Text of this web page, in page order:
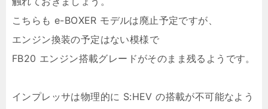
こちらも e-BOXER モデルは廃止予定ですが、
エンジン換装の予定はない模様で
FB20 エンジン搭載グレードがそのまま残るようです。
インプレッサは物理的に S:HEV の搭載が不可能なよう